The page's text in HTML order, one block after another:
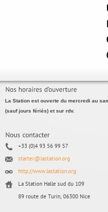
La Station est ouverte du mercredi au
(sauf jours fériés) et sur rdv.
+33 (0)4 93 56 99 57
starter@lastation.org
http://www.lastation.org
La Station Halle sud du 109
89 route de Turin, 06300 Nice